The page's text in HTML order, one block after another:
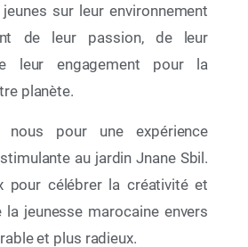
12 Juin 2026
de deux initiatives éducatives
de l’Environnement célèbre la
de l’Océan 2026
sur leur environnement
de leur passion, de leur
leur engagement pour la
planète.
nous pour une expérience
au jardin Jnane Sbil.
pour célébrer la créativité et
la jeunesse marocaine envers
et plus radieux.